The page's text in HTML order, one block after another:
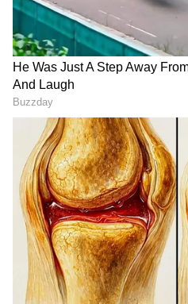
Image Credit :Asianet News
ಮಕರ ರಾಶಿ
ವಿಶೇಷವಾಗಿ ಮಕರ
ಜವಾಬ್ದಾರಿಗಳು ಇರುತ್ತವೆ
ಅವರು ತುಂಬಾ ಕಷ್ಟಪಟ್ಟು
ಫಲಿತಾಂಶಗಳು ತಡವಾಗಿ
ನಂತರ ಅವರ ವೃತ್ತಿ ಮತ್ತು
ಸುಧಾರಿಸುತ್ತದೆ. ಕೆಲಸದಲ್ಲಿ
ಸಮಾಜದಲ್ಲಿ ಗೌರವ
ಹೇಳುತ್ತಾರೆ.